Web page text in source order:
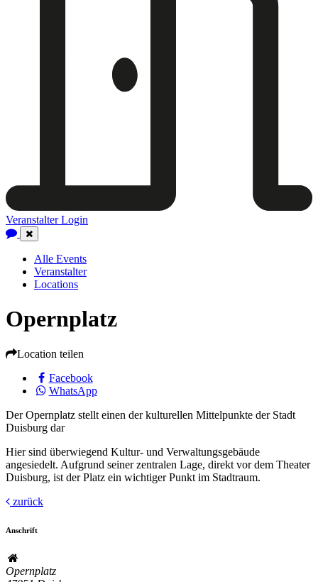
Veranstalter Login
Close
Navigation
Alle Events
Veranstalter
Locations
Opernplatz
Location teilen
Facebook
WhatsApp
Der Opernplatz stellt einen der kulturellen Mittelpunkte der Stadt
Duisburg dar
Hier sind überwiegend Kultur- und Verwaltungsgebäude
angesiedelt. Aufgrund seiner zentralen Lage, direkt vor dem Theater
Duisburg, ist der Platz ein wichtiger Punkt im Stadtraum.
zurück
Anschrift
Opernplatz